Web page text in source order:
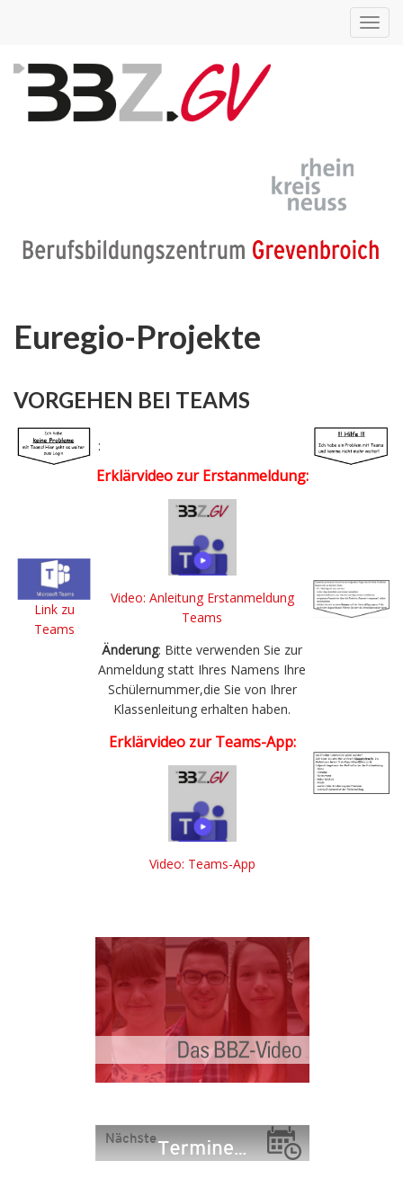
Euregio-Projekte
VORGEHEN BEI TEAMS
:
Link zu
Teams
Erklärvideo zur Erstanmeldung:
Video: Anleitung Erstanmeldung
Teams
Änderung: Bitte verwenden Sie zur
Anmeldung statt Ihres Namens Ihre
Schülernummer,die Sie von Ihrer
Klassenleitung erhalten haben.
Erklärvideo zur Teams-App:
Video: Teams-App